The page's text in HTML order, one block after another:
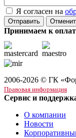
Я согласен на
Принимаем к
2006-2026 © ГК
Правовая информация
Сервис и
О компании
Новости